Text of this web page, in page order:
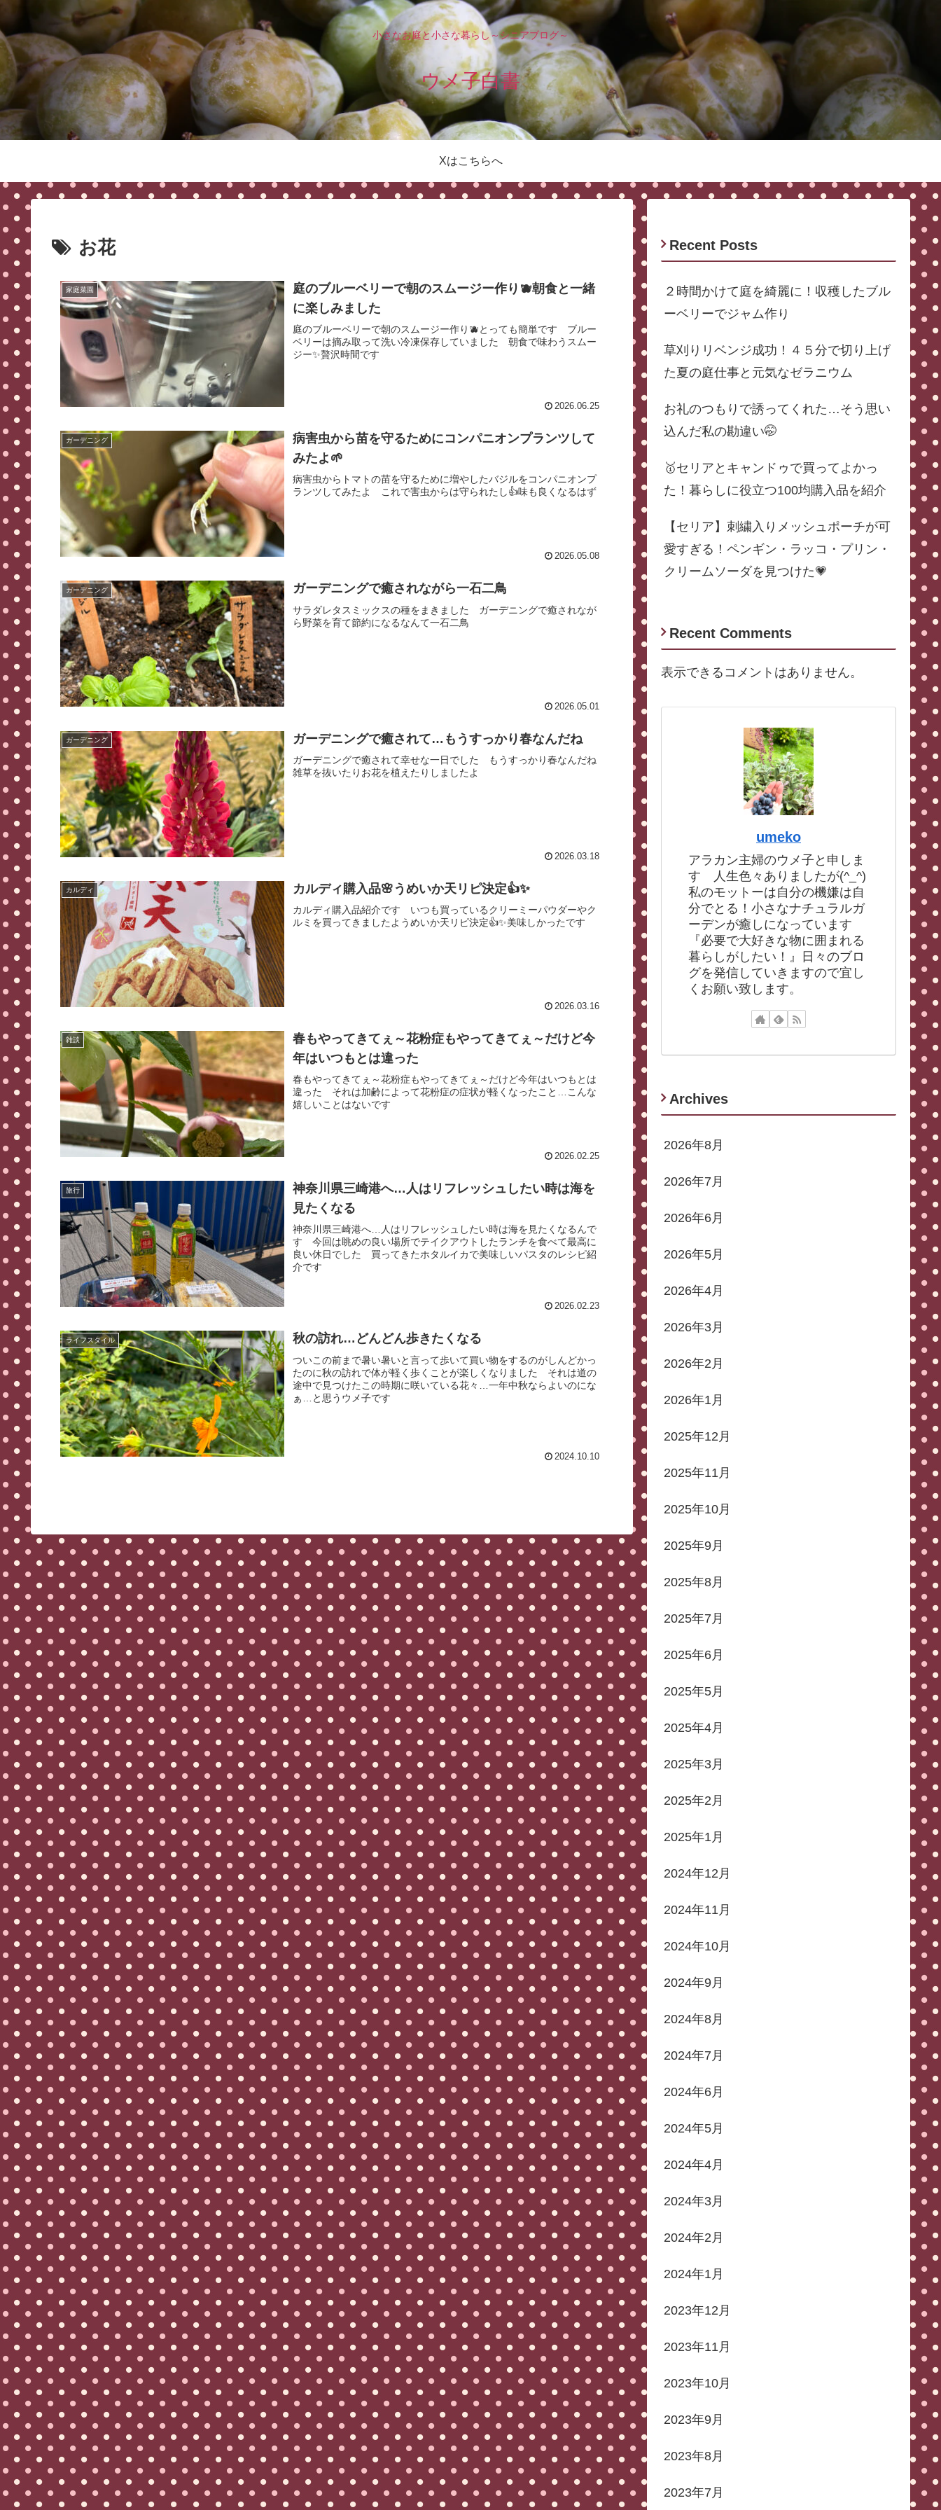
小さなお庭と小さな暮らし～シニアブログ～
ウメ子白書
Xはこちらへ
お花
家庭菜園
庭のブルーベリーで朝のスムージー作り🫐朝食と一緒
に楽しみました
庭のブルーベリーで朝のスムージー作り🫐とっても簡単です ブルー
ベリーは摘み取って洗い冷凍保存していました 朝食で味わうスムー
ジー✨贅沢時間です
2026.06.25
ガーデニング
病害虫から苗を守るためにコンパニオンプランツして
みたよ🌱
病害虫からトマトの苗を守るために増やしたバジルをコンパニオンプ
ランツしてみたよ これで害虫からは守られたし👍味も良くなるはず
2026.05.08
ガーデニング ガーデニングで癒されながら一石二鳥
サラダレタスミックスの種をまきました ガーデニングで癒されなが
ら野菜を育て節約になるなんて一石二鳥
2026.05.01
ガーデニング ガーデニングで癒されて…もうすっかり春なんだね
ガーデニングで癒されて幸せな一日でした もうすっかり春なんだね
雑草を抜いたりお花を植えたりしましたよ
2026.03.18
カルディ カルディ購入品🌸うめいか天リピ決定👍✨
カルディ購入品紹介です いつも買っているクリーミーパウダーやク
ルミを買ってきましたようめいか天リピ決定👍✨美味しかったです
2026.03.16
雑談
春もやってきてぇ～花粉症もやってきてぇ～だけど今
年はいつもとは違った
春もやってきてぇ～花粉症もやってきてぇ～だけど今年はいつもとは
違った それは加齢によって花粉症の症状が軽くなったこと…こんな
嬉しいことはないです
2026.02.25
旅行
神奈川県三崎港へ…人はリフレッシュしたい時は海を
見たくなる
神奈川県三崎港へ…人はリフレッシュしたい時は海を見たくなるんで
す 今回は眺めの良い場所でテイクアウトしたランチを食べて最高に
良い休日でした 買ってきたホタルイカで美味しいパスタのレシピ紹
介です
2026.02.23
ライフスタイル 秋の訪れ…どんどん歩きたくなる
ついこの前まで暑い暑いと言って歩いて買い物をするのがしんどかっ
たのに秋の訪れで体が軽く歩くことが楽しくなりました それは道の
途中で見つけたこの時期に咲いている花々…一年中秋ならよいのにな
ぁ…と思うウメ子です
2024.10.10
Recent Posts
２時間かけて庭を綺麗に！収穫したブル
ーベリーでジャム作り
草刈りリベンジ成功！４５分で切り上げ
た夏の庭仕事と元気なゼラニウム
お礼のつもりで誘ってくれた…そう思い
込んだ私の勘違い🤭
🥇セリアとキャンドゥで買ってよかっ
た！暮らしに役立つ100均購入品を紹介
【セリア】刺繍入りメッシュポーチが可
愛すぎる！ペンギン・ラッコ・プリン・
クリームソーダを見つけた💗
Recent Comments
表示できるコメントはありません。
umeko
アラカン主婦のウメ子と申しま
す 人生色々ありましたが(^_^)
私のモットーは自分の機嫌は自
分でとる！小さなナチュラルガ
ーデンが癒しになっています
『必要で大好きな物に囲まれる
暮らしがしたい！』日々のブロ
グを発信していきますので宜し
くお願い致します。
Archives
2026年8月
2026年7月
2026年6月
2026年5月
2026年4月
2026年3月
2026年2月
2026年1月
2025年12月
2025年11月
2025年10月
2025年9月
2025年8月
2025年7月
2025年6月
2025年5月
2025年4月
2025年3月
2025年2月
2025年1月
2024年12月
2024年11月
2024年10月
2024年9月
2024年8月
2024年7月
2024年6月
2024年5月
2024年4月
2024年3月
2024年2月
2024年1月
2023年12月
2023年11月
2023年10月
2023年9月
2023年8月
2023年7月